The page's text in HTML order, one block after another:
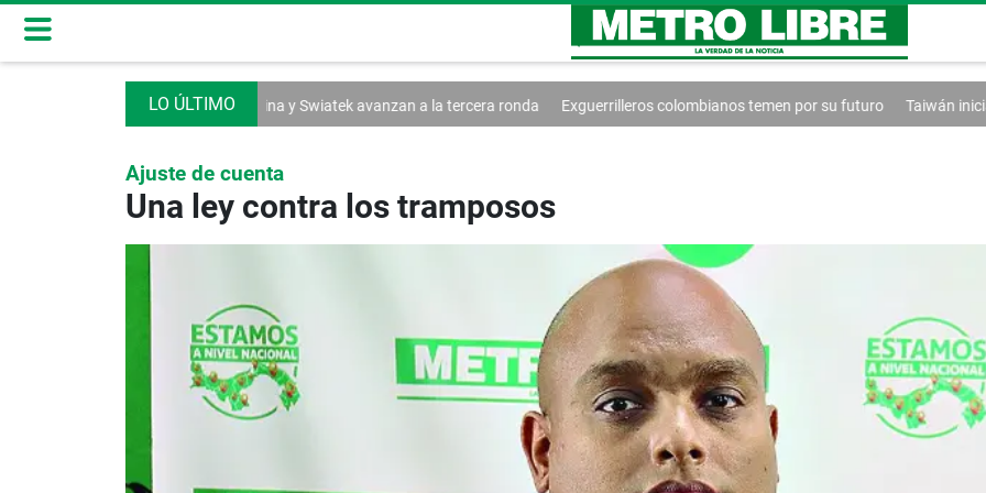
Svitolina y Swiatek avanzan a la tercera ronda Exguerrilleros colombianos temen por su futuro Taiwán inicia ejercicios
Ajuste de cuenta
Una ley contra los tramposos